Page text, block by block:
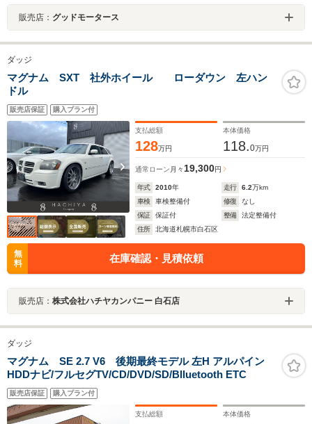
販売店： グッドモータース
ダッジ
マグナム SXT 社外ホイール ローダウン 左ハン
ドル
販売店保証 購入プラン付
支払総額
128万円
本体価格
118.0万円
通常ローン 月々 19,300円
年式 2010年 走行 6.2万km
車検
車検整備付 修復
なし
保証
保証付 整備
法定整備付
住所
北海道札幌市白石区
無
料
在庫確認・見積依頼
販売店： 株式会社ハチヤカンパニー 白石店
ダッジ
マグナム SE 2.7 V6 後期最終モデル 左H アルパイン
HDDナビ/フルセグTV/CD/DVD/SD/Blluetooth ETC
販売店保証 購入プラン付
支払総額 本体価格